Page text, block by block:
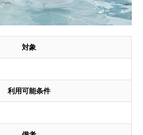
対象
利用可能条件